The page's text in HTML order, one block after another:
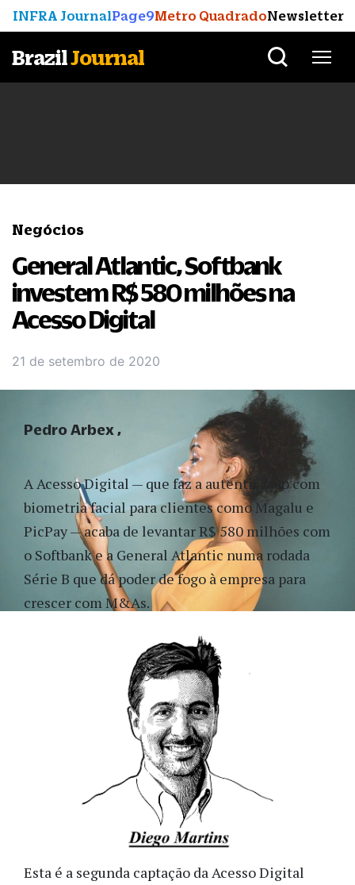
INFRA JournalPage9Metro QuadradoNewsletter
BrazilJournal
Negócios
General Atlantic, Softbank
investem R$ 580 milhões na
Acesso Digital
21 de setembro de 2020
A Acesso Digital — que faz a autenticação com
biometria facial para clientes como Magalu e
PicPay — acaba de levantar R$ 580 milhões com
o Softbank e a General Atlantic numa rodada
Série B que dá poder de fogo à empresa para
crescer com M&As.
Esta é a segunda captação da Acesso Digital
Pedro Arbex